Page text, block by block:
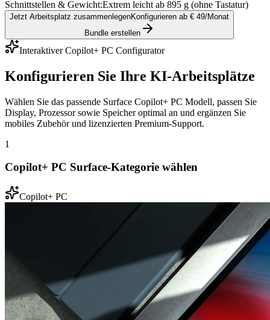
Schnittstellen & Gewicht:Extrem leicht ab 895 g (ohne Tastatur)
Jetzt Arbeitsplatz zusammenlegenKonfigurieren ab € 49/Monat
Bundle erstellen
Interaktiver Copilot+ PC Configurator
Konfigurieren Sie Ihre KI-Arbeitsplätze
Wählen Sie das passende Surface Copilot+ PC Modell, passen Sie
Display, Prozessor sowie Speicher optimal an und ergänzen Sie
mobiles Zubehör und lizenzierten Premium-Support.
1
Copilot+ PC Surface-Kategorie wählen
Copilot+ PC